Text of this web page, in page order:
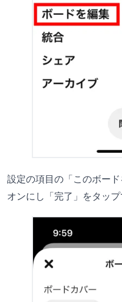
設定の項目の「このボー
オンにし「完了」をタップ